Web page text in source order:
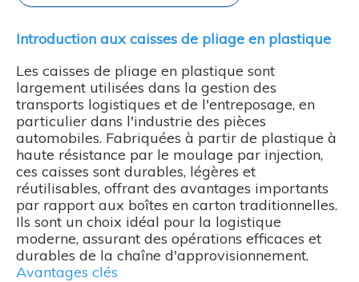
Introduction aux caisses de pliage en plastique
Les caisses de pliage en plastique sont
largement utilisées dans la gestion des
transports logistiques et de l'entreposage, en
particulier dans l'industrie des pièces
automobiles. Fabriquées à partir de plastique à
haute résistance par le moulage par injection,
ces caisses sont durables, légères et
réutilisables, offrant des avantages importants
par rapport aux boîtes en carton traditionnelles.
Ils sont un choix idéal pour la logistique
moderne, assurant des opérations efficaces et
durables de la chaîne d'approvisionnement.
Avantages clés